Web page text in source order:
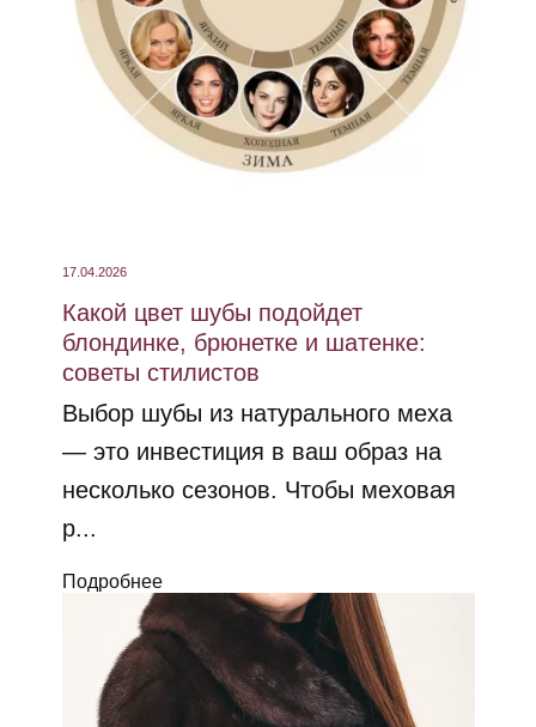
17.04.2026
Какой цвет шубы подойдет
блондинке, брюнетке и шатенке:
советы стилистов
Выбор шубы из натурального меха
— это инвестиция в ваш образ на
несколько сезонов. Чтобы меховая
р...
Подробнее